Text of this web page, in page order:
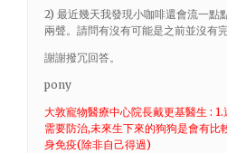
2) 最近幾天我發現小咖啡還會流一點
兩聲。請問有沒有可能是之前並沒有
謝謝撥冗回答。
pony
大敦寵物醫療中心院長戴更基醫生 :
需要防治,未來生下來的狗狗是會有比
身免疫(除非自己得過)